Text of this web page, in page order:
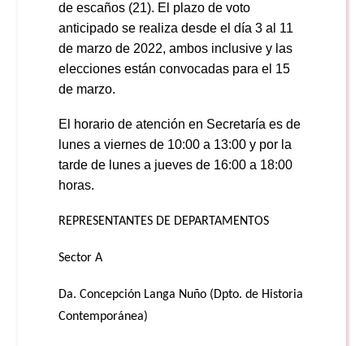
de escaños (21). E l plazo de voto
anticipado se realiza desde el día 3 al 11
de marzo de 2022, ambos inclusive y las
elecciones están convocadas para el 15
de marzo.
El horario de atención en Secretaría es de
lunes a viernes de 10:00 a 13:00 y por la
tarde de lunes a jueves de 16:00 a 18:00
horas.
REPRESENTANTES DE DEPARTAMENTOS
Sector A
Da. Concepción Langa Nuño (Dpto. de Historia
Contemporánea)